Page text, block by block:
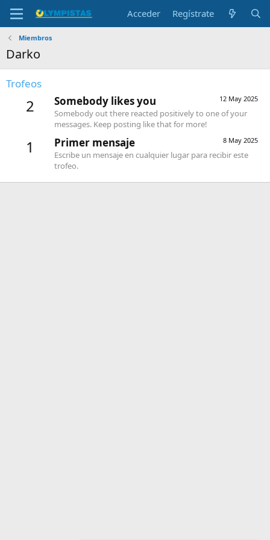
Acceder Regístrate
Miembros
Darko
Trofeos
2 12 May 2025
Somebody likes you
Somebody out there reacted positively to one of your
messages. Keep posting like that for more!
1 8 May 2025
Primer mensaje
Escribe un mensaje en cualquier lugar para recibir este
trofeo.